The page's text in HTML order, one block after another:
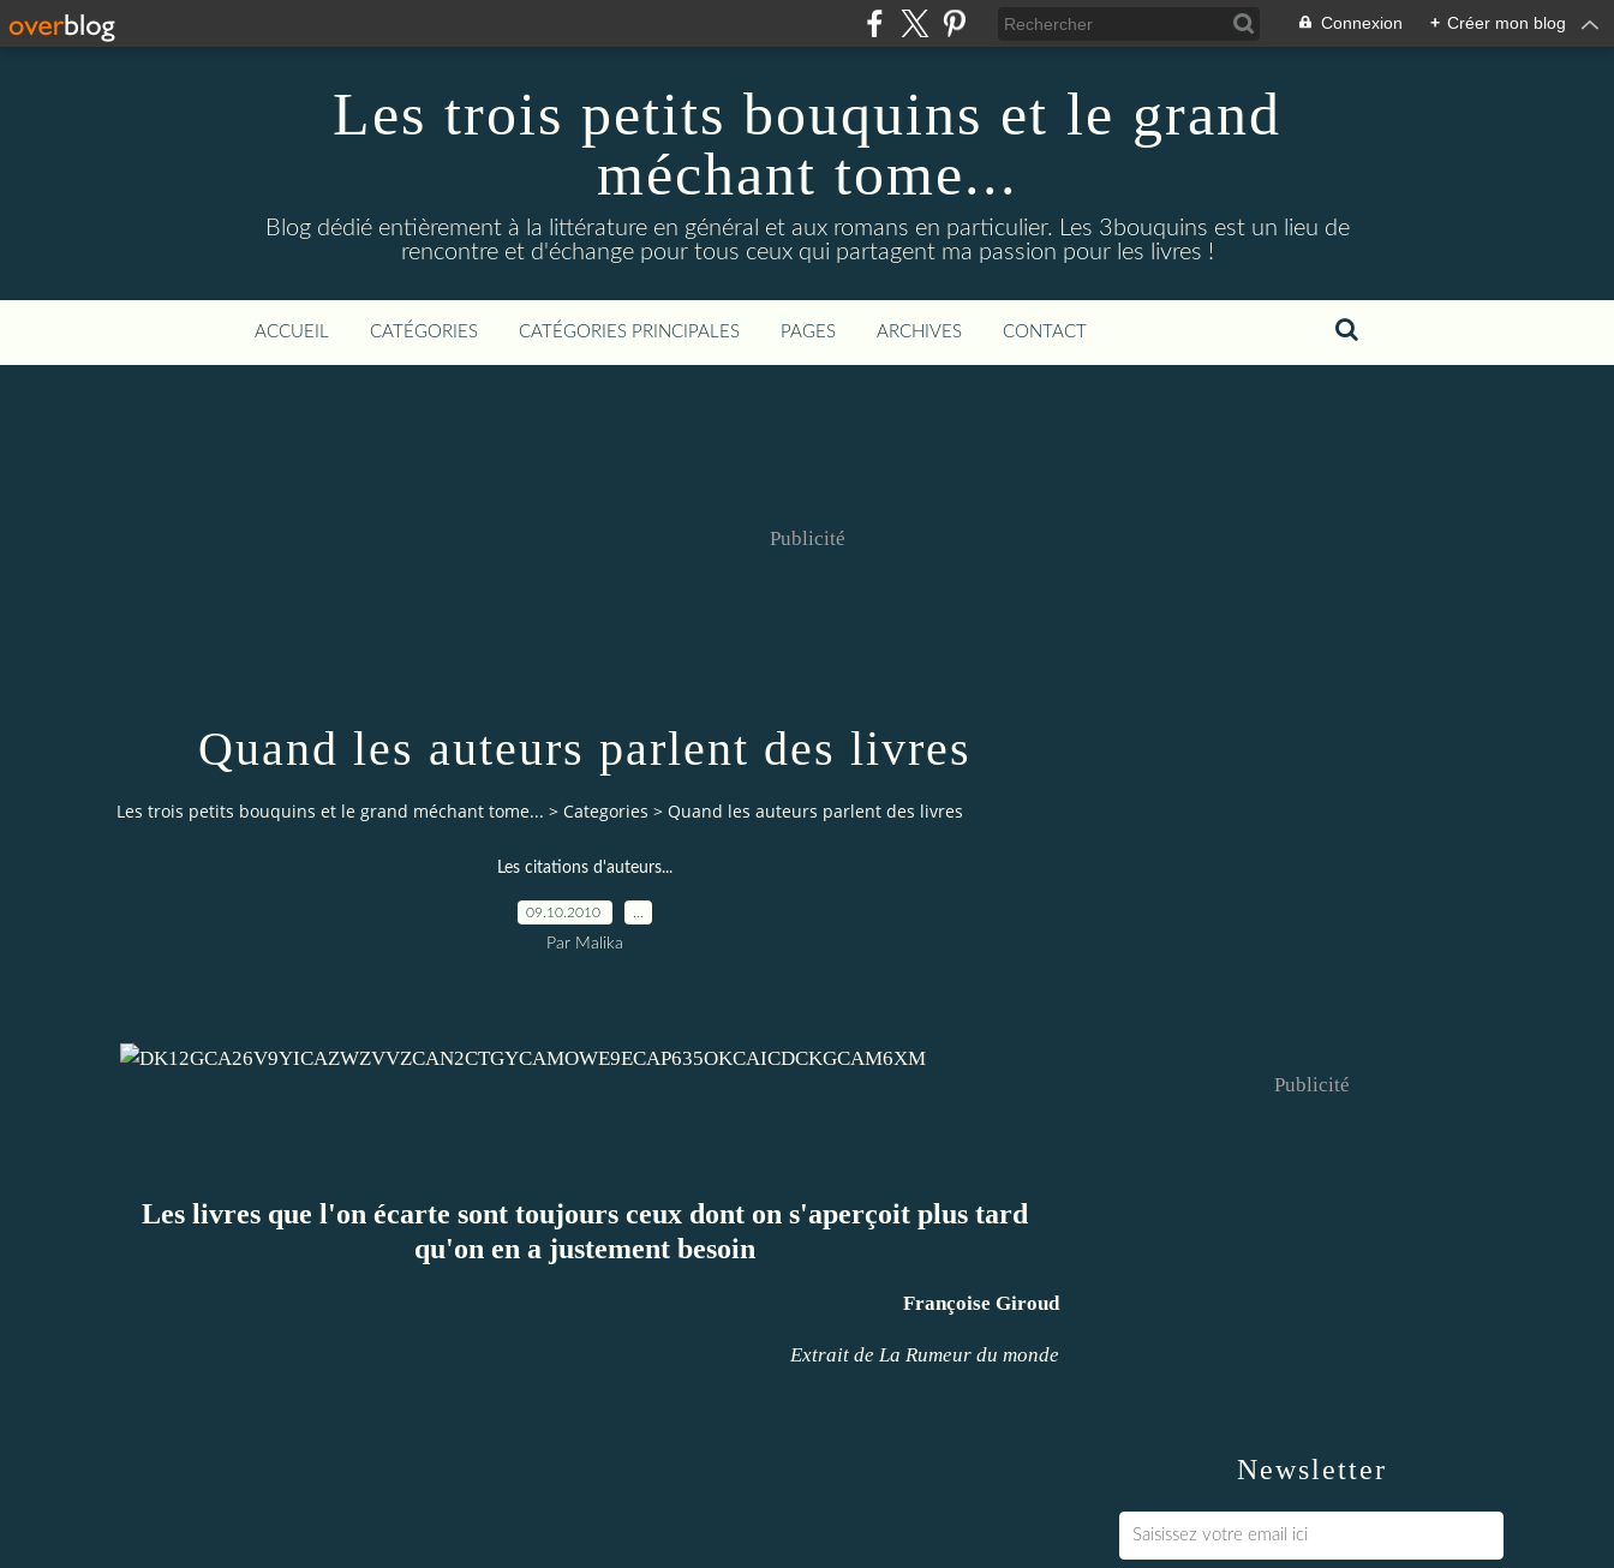
Connexion + Créer mon blog
Les trois petits bouquins et le grand
méchant tome...
Blog dédié entièrement à la littérature en général et aux romans en particulier. Les 3bouquins est un lieu de
rencontre et d'échange pour tous ceux qui partagent ma passion pour les livres !
ACCUEIL CATÉGORIES CATÉGORIES PRINCIPALES PAGES ARCHIVES CONTACT
Publicité
Quand les auteurs parlent des livres
Les trois petits bouquins et le grand méchant tome... > Categories > Quand les auteurs parlent des livres
Les citations d'auteurs...
09.10.2010
Par Malika
Les livres que l'on écarte sont toujours ceux dont on s'aperçoit plus tard
qu'on en a justement besoin
Françoise Giroud
Extrait de La Rumeur du monde
Newsletter
Publicité